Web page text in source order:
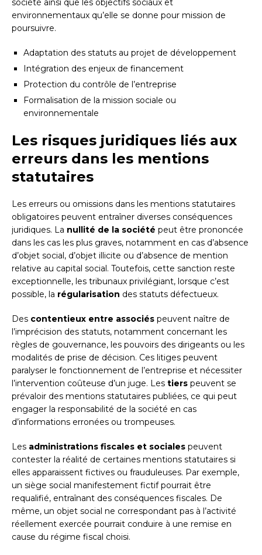
société ainsi que les objectifs sociaux et
environnementaux qu’elle se donne pour mission de
poursuivre.
Adaptation des statuts au projet de développement
Intégration des enjeux de financement
Protection du contrôle de l’entreprise
Formalisation de la mission sociale ou
environnementale
Les risques juridiques liés aux
erreurs dans les mentions
statutaires
Les erreurs ou omissions dans les mentions statutaires
obligatoires peuvent entraîner diverses conséquences
juridiques. La nullité de la société peut être prononcée
dans les cas les plus graves, notamment en cas d’absence
d’objet social, d’objet illicite ou d’absence de mention
relative au capital social. Toutefois, cette sanction reste
exceptionnelle, les tribunaux privilégiant, lorsque c’est
possible, la régularisation des statuts défectueux.
Des contentieux entre associés peuvent naître de
l’imprécision des statuts, notamment concernant les
règles de gouvernance, les pouvoirs des dirigeants ou les
modalités de prise de décision. Ces litiges peuvent
paralyser le fonctionnement de l’entreprise et nécessiter
l’intervention coûteuse d’un juge. Les tiers peuvent se
prévaloir des mentions statutaires publiées, ce qui peut
engager la responsabilité de la société en cas
d’informations erronées ou trompeuses.
Les administrations fiscales et sociales peuvent
contester la réalité de certaines mentions statutaires si
elles apparaissent fictives ou frauduleuses. Par exemple,
un siège social manifestement fictif pourrait être
requalifié, entraînant des conséquences fiscales. De
même, un objet social ne correspondant pas à l’activité
réellement exercée pourrait conduire à une remise en
cause du régime fiscal choisi.